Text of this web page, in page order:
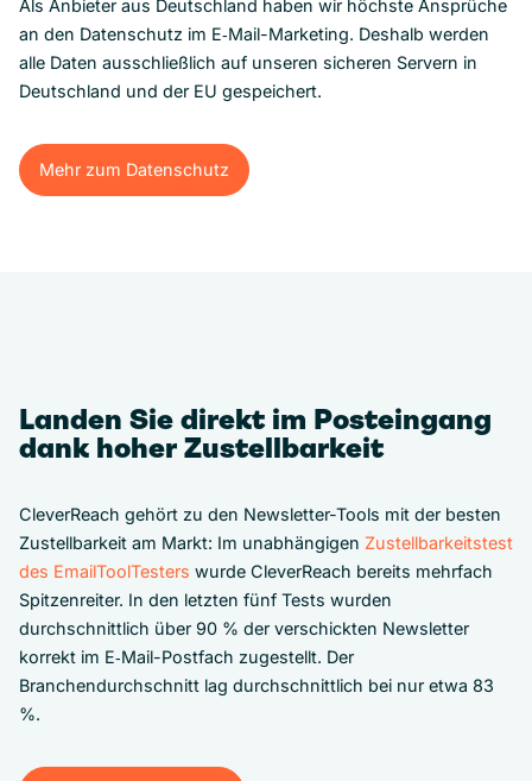
Als Anbieter aus Deutschland haben wir höchste Ansprüche
an den Datenschutz im E‑Mail-Marketing. Deshalb werden
alle Daten ausschließlich auf unseren sicheren Servern in
Deutschland und der EU gespeichert.
Mehr zum Datenschutz
Mehr zum Datenschutz
Landen Sie direkt im Posteingang
dank hoher Zustellbarkeit
CleverReach gehört zu den Newsletter-Tools mit der besten
Zustellbarkeit am Markt: Im unabhängigen Zustellbarkeitstest
des EmailToolTesters wurde CleverReach bereits mehrfach
Spitzenreiter. In den letzten fünf Tests wurden
durchschnittlich über 90 % der verschickten Newsletter
korrekt im E‑Mail-Postfach zugestellt. Der
Branchendurchschnitt lag durchschnittlich bei nur etwa 83
%.